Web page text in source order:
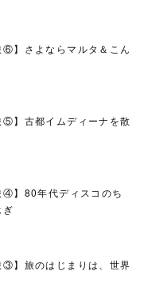
⑥】さよならマルタ＆こん
⑤】古都イムディーナを散
④】80年代ディスコのち
ぎ
③】旅のはじまりは、世界